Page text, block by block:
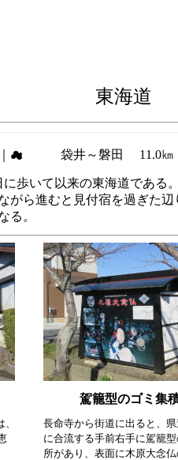
東海道
｜☁ 袋井～磐田 11.0㎞
に歩いて以来の東海道であ
がら進むと見付宿を過ぎた
る。
駕籠型のゴミ集
長命寺から街道に出ると、
に合流する手前右手に駕籠
所があり、表面に木原大念